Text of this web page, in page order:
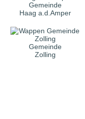
Gemeinde
Haag a.d.Amper
Gemeinde
Zolling